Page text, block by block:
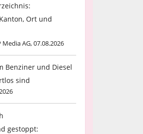
Ort und
AG, 07.08.2026
Benziner und Diesel
sind
gestoppt: